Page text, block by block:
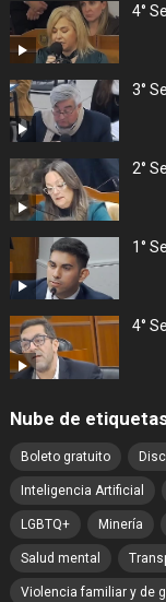
4°
3°
2°
1°
4°
Nube de
Boleto gratuito
Inteligencia Artificial
LGBTQ+ Minería
Salud mental
Violencia familiar y de